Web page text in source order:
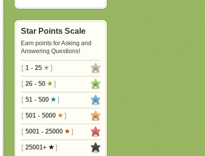
Star Points Scale
Earn points for Asking and
Answering Questions!
[ 1 - 25 ]
[ 26 - 50 ]
[ 51 - 500 ]
[ 501 - 5000 ]
[ 5001 - 25000 ]
[ 25001+ ]